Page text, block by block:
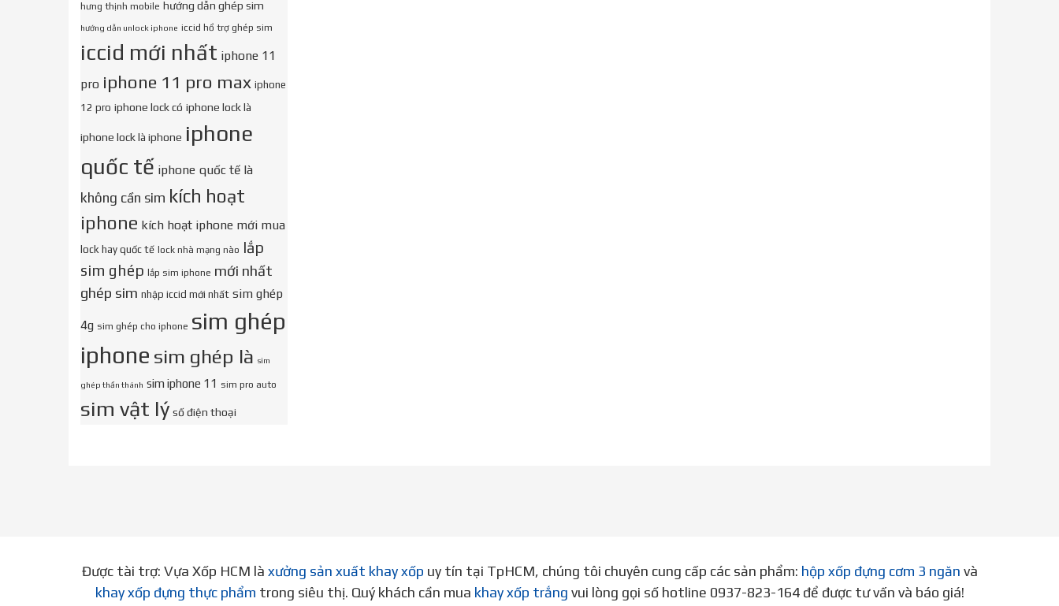
hưng thịnh mobile hướng dẫn ghép sim
hướng dẫn unlock iphone iccid hổ trợ ghép sim
iccid mới nhất iphone 11
pro iphone 11 pro max iphone
12 pro iphone lock có iphone lock là
iphone lock là iphone iphone
quốc tế iphone quốc tế là
không cần sim kích hoạt
iphone kích hoạt iphone mới mua
lock hay quốc tế lock nhà mạng nào lắp
sim ghép lắp sim iphone mới nhất
ghép sim nhập iccid mới nhất sim ghép
4g sim ghép cho iphone sim ghép
iphone sim ghép là sim
ghép thần thánh sim iphone 11 sim pro auto
sim vật lý số điện thoại
Được tài trợ: Vựa Xốp HCM là xưởng sản xuất khay xốp uy tín tại TpHCM, chúng tôi chuyên cung cấp các sản phẩm: hộp xốp đựng cơm 3 ngăn và
khay xốp đựng thực phẩm trong siêu thị. Quý khách cần mua khay xốp trắng vui lòng gọi số hotline 0937-823-164 để được tư vấn và báo giá!